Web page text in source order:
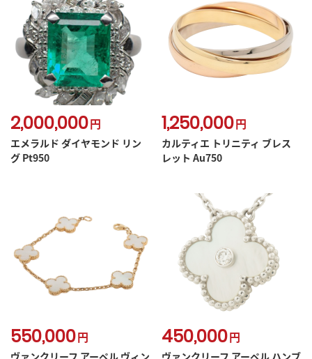
2,000,000円
エメラルド ダイヤモンド リン
グ Pt950
1,250,000円
カルティエ トリニティ ブレス
レット Au750
550,000円
ヴァンクリーフ アーペル ヴィン
450,000円
ヴァンクリーフ アーペル ハンブ